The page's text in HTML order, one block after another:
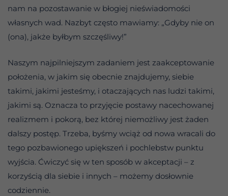
nam na pozostawanie w błogiej nieświadomości
własnych wad. Nazbyt często mawiamy: „Gdyby nie on
(ona), jakże byłbym szczęśliwy!”
Naszym najpilniejszym zadaniem jest zaakceptowanie
położenia, w jakim się obecnie znajdujemy, siebie
takimi, jakimi jesteśmy, i otaczających nas ludzi takimi,
jakimi są. Oznacza to przyjęcie postawy nacechowanej
realizmem i pokorą, bez której niemożliwy jest żaden
dalszy postęp. Trzeba, byśmy wciąż od nowa wracali do
tego pozbawionego upiększeń i pochlebstw punktu
wyjścia. Ćwiczyć się w ten sposób w akceptacji – z
korzyścią dla siebie i innych – możemy dosłownie
codziennie.